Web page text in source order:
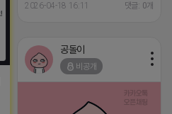
2026-04-18 16:11 댓글: 0개
공돌이
비공개